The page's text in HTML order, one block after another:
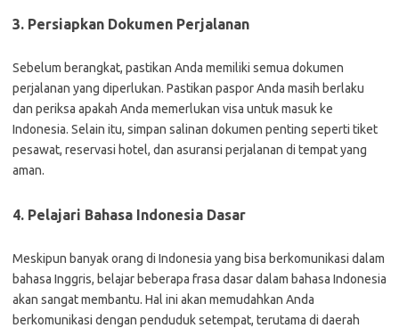
3. Persiapkan Dokumen Perjalanan
Sebelum berangkat, pastikan Anda memiliki semua dokumen
perjalanan yang diperlukan. Pastikan paspor Anda masih berlaku
dan periksa apakah Anda memerlukan visa untuk masuk ke
Indonesia. Selain itu, simpan salinan dokumen penting seperti tiket
pesawat, reservasi hotel, dan asuransi perjalanan di tempat yang
aman.
4. Pelajari Bahasa Indonesia Dasar
Meskipun banyak orang di Indonesia yang bisa berkomunikasi dalam
bahasa Inggris, belajar beberapa frasa dasar dalam bahasa Indonesia
akan sangat membantu. Hal ini akan memudahkan Anda
berkomunikasi dengan penduduk setempat, terutama di daerah